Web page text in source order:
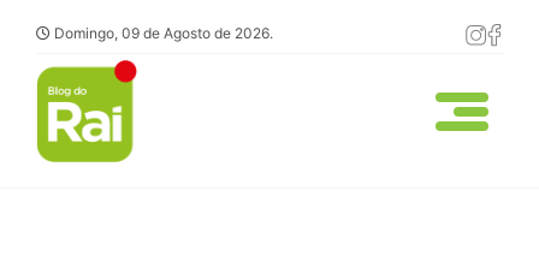
Domingo, 09 de Agosto de 2026.